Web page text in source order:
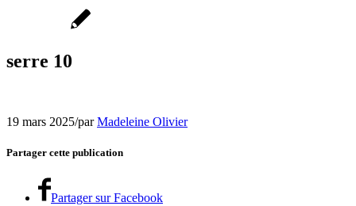
serre 10
19 mars 2025/parMadeleine Olivier
Partager cette publication
Partager sur Facebook